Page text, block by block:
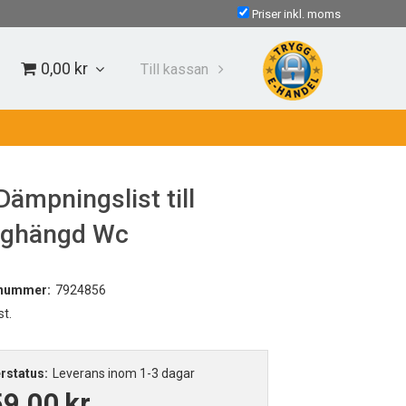
Priser inkl. moms
0,00 kr Till kassan
till
Wc
7924856
Leverans inom 1-3 dagar